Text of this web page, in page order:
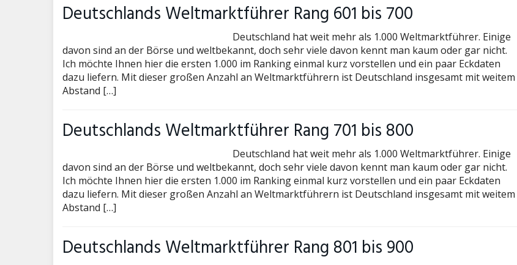
Deutschlands Weltmarktführer Rang 601 bis 700
Deutschland hat weit mehr als 1.000 Weltmarktführer. Einige
davon sind an der Börse und weltbekannt, doch sehr viele davon kennt man kaum oder gar nicht.
Ich möchte Ihnen hier die ersten 1.000 im Ranking einmal kurz vorstellen und ein paar Eckdaten
dazu liefern. Mit dieser großen Anzahl an Weltmarktführern ist Deutschland insgesamt mit weitem
Abstand […]
Deutschlands Weltmarktführer Rang 701 bis 800
Deutschland hat weit mehr als 1.000 Weltmarktführer. Einige
davon sind an der Börse und weltbekannt, doch sehr viele davon kennt man kaum oder gar nicht.
Ich möchte Ihnen hier die ersten 1.000 im Ranking einmal kurz vorstellen und ein paar Eckdaten
dazu liefern. Mit dieser großen Anzahl an Weltmarktführern ist Deutschland insgesamt mit weitem
Abstand […]
Deutschlands Weltmarktführer Rang 801 bis 900